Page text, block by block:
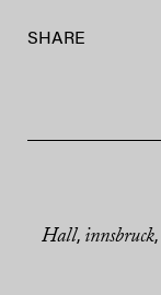
SHARE
Hall, innsbruck,